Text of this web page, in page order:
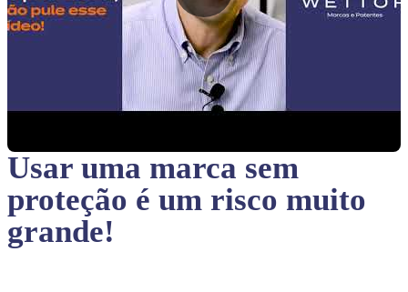
Usar uma marca sem
proteção é um risco muito
grande!